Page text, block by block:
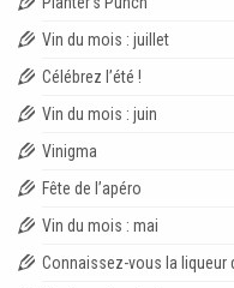
Vin du mois : juillet
Célébrez l’été !
Vin du mois : juin
Vinigma
Fête de l’apéro
Vin du mois : mai
Connaissez-vous la liqueur